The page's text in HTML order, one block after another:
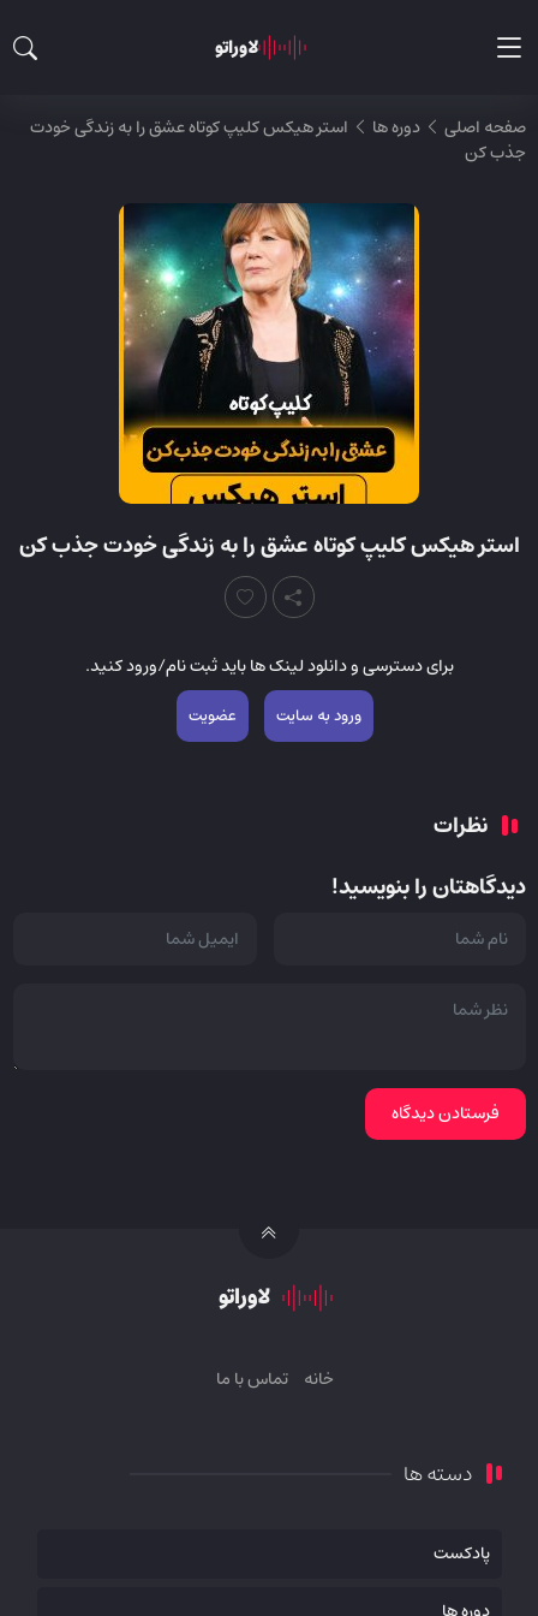
لاوراتو
صفحه اصلی دوره ها
استر هیکس کلیپ کوتاه عشق را به زندگی خودت
جذب کن
استر هیکس کلیپ کوتاه عشق را به زندگی خودت جذب کن
برای دسترسی و دانلود لینک ها باید ثبت نام/ورود کنید.
ورود به سایت عضویت
نظرات
دیدگاهتان را بنویسید!
لاوراتو
خانه تماس با ما
دسته ها
پادکست